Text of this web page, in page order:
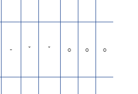
- ˇ ˇ ○ ○ ○